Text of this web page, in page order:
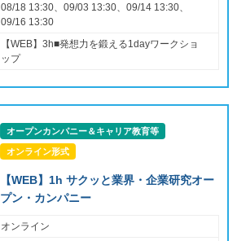
08/18 13:30、09/03 13:30、09/14 13:30、
09/16 13:30
【WEB】3h■発想力を鍛える1dayワークショ
ップ
オープンカンパニー＆キャリア教育等
オンライン形式
【WEB】1h サクッと業界・企業研究オー
プン・カンパニー
オンライン